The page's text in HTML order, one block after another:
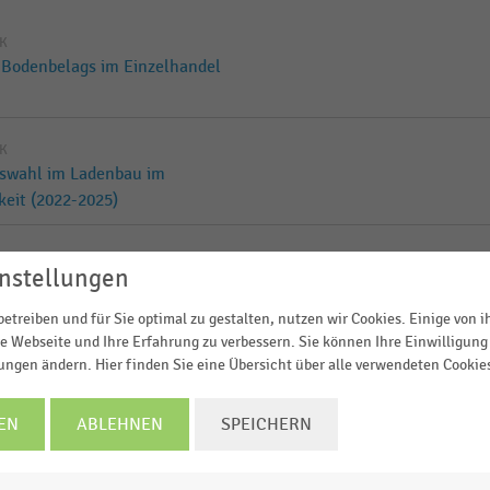
im Einzelhandel
im Ladenbau im
(2022-2025)
Deutschland (Temu-
von
Österreich (Temu-
von
und für Sie optimal zu gestalten, nutzen wir Cookies. Einige von
Webseite und Ihre Erfahrung zu verbessern. Sie können Ihre
ändern. Hier finden Sie eine Übersicht über alle verwendeten
ABLEHNEN SPEICHERN